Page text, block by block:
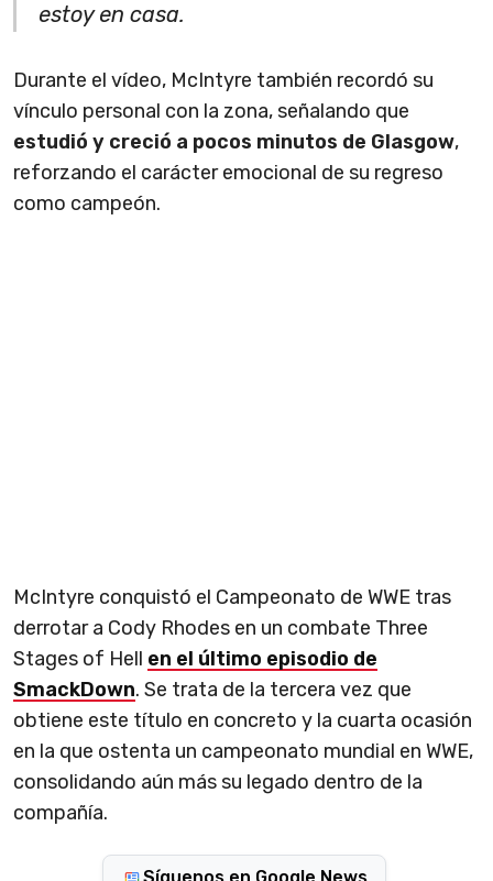
estoy en casa.
Durante el vídeo, McIntyre también recordó su
vínculo personal con la zona, señalando que
estudió y creció a pocos minutos de Glasgow,
reforzando el carácter emocional de su regreso
como campeón.
McIntyre conquistó el Campeonato de WWE tras
derrotar a Cody Rhodes en un combate Three
Stages of Hell en el último episodio de
SmackDown. Se trata de la tercera vez que
obtiene este título en concreto y la cuarta ocasión
en la que ostenta un campeonato mundial en WWE,
consolidando aún más su legado dentro de la
compañía.